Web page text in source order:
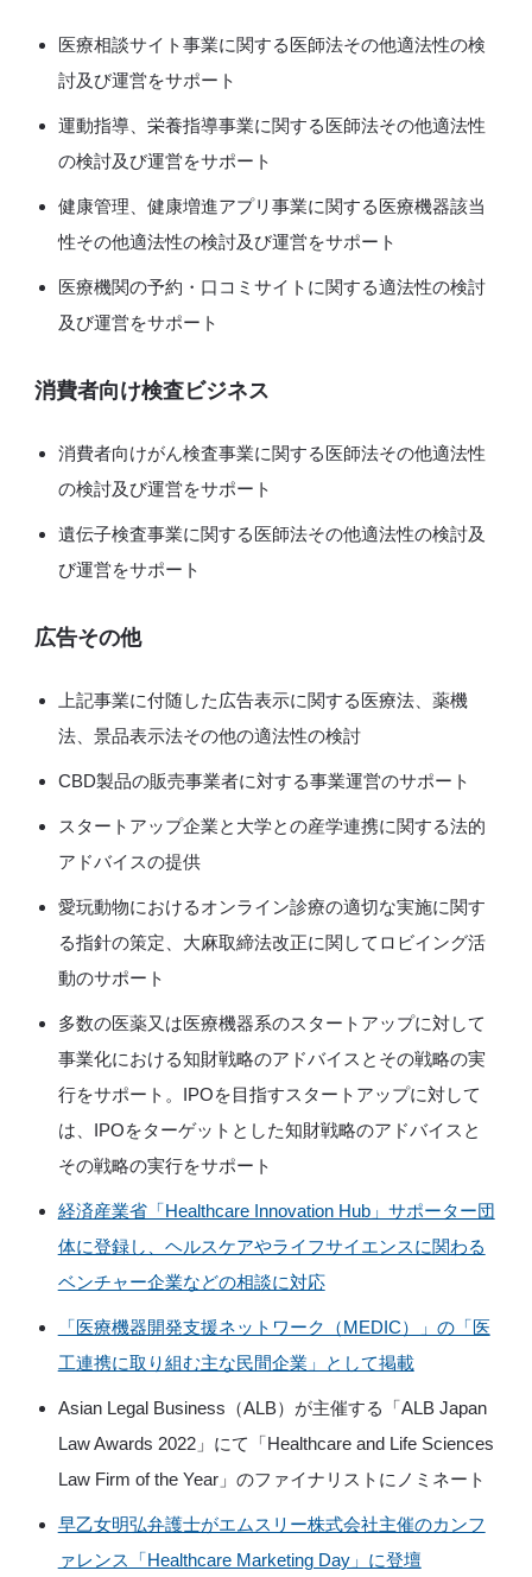
医療相談サイト事業に関する医師法その他適法性の検
討及び運営をサポート
運動指導、栄養指導事業に関する医師法その他適法性
の検討及び運営をサポート
健康管理、健康増進アプリ事業に関する医療機器該当
性その他適法性の検討及び運営をサポート
医療機関の予約・口コミサイトに関する適法性の検討
及び運営をサポート
消費者向け検査ビジネス
消費者向けがん検査事業に関する医師法その他適法性
の検討及び運営をサポート
遺伝子検査事業に関する医師法その他適法性の検討及
び運営をサポート
広告その他
上記事業に付随した広告表示に関する医療法、薬機
法、景品表示法その他の適法性の検討
CBD製品の販売事業者に対する事業運営のサポート
スタートアップ企業と大学との産学連携に関する法的
アドバイスの提供
愛玩動物におけるオンライン診療の適切な実施に関す
る指針の策定、大麻取締法改正に関してロビイング活
動のサポート
多数の医薬又は医療機器系のスタートアップに対して
事業化における知財戦略のアドバイスとその戦略の実
行をサポート。IPOを目指すスタートアップに対して
は、IPOをターゲットとした知財戦略のアドバイスと
その戦略の実行をサポート
経済産業省「Healthcare Innovation Hub」サポーター団
体に登録し、ヘルスケアやライフサイエンスに関わる
ベンチャー企業などの相談に対応
「医療機器開発支援ネットワーク（MEDIC）」の「医
工連携に取り組む主な民間企業」として掲載
Asian Legal Business（ALB）が主催する「ALB Japan
Law Awards 2022」にて「Healthcare and Life Sciences
Law Firm of the Year」のファイナリストにノミネート
早乙女明弘弁護士がエムスリー株式会社主催のカンフ
ァレンス「Healthcare Marketing Day」に登壇